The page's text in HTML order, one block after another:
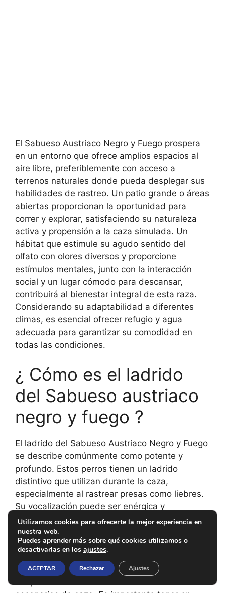
El Sabueso Austriaco Negro y Fuego prospera
en un entorno que ofrece amplios espacios al
aire libre, preferiblemente con acceso a
terrenos naturales donde pueda desplegar sus
habilidades de rastreo. Un patio grande o áreas
abiertas proporcionan la oportunidad para
correr y explorar, satisfaciendo su naturaleza
activa y propensión a la caza simulada. Un
hábitat que estimule su agudo sentido del
olfato con olores diversos y proporcione
estímulos mentales, junto con la interacción
social y un lugar cómodo para descansar,
contribuirá al bienestar integral de esta raza.
Considerando su adaptabilidad a diferentes
climas, es esencial ofrecer refugio y agua
adecuada para garantizar su comodidad en
todas las condiciones.
¿ Cómo es el ladrido
del Sabueso austriaco
negro y fuego ?
El ladrido del Sabueso Austriaco Negro y Fuego
se describe comúnmente como potente y
profundo. Estos perros tienen un ladrido
distintivo que utilizan durante la caza,
especialmente al rastrear presas como liebres.
Su vocalización puede ser enérgica y
resonante, lo que les permite alertar a los
cazadores sobre la presencia de presas y
comunicarse durante la actividad cinegética.
tono según la situación, mostrando la
Utilizamos cookies para ofrecerte la mejor experiencia en
nuestra web.
Puedes aprender más sobre qué cookies utilizamos o
desactivarlas en los ajustes.
ACEPTAR Rechazar Ajustes